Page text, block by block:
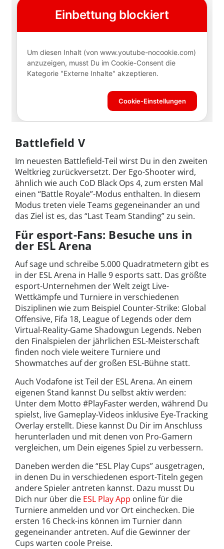
Battlefield V
Im neuesten Battlefield-Teil wirst Du in den zweiten
Weltkrieg zurückversetzt. Der Ego-Shooter wird,
ähnlich wie auch CoD Black Ops 4, zum ersten Mal
einen “Battle Royale”-Modus enthalten. In diesem
Modus treten viele Teams gegeneinander an und
das Ziel ist es, das “Last Team Standing” zu sein.
Für esport-Fans: Besuche uns in
der ESL Arena
Auf sage und schreibe 5.000 Quadratmetern gibt es
in der ESL Arena in Halle 9 esports satt. Das größte
esport-Unternehmen der Welt zeigt Live-
Wettkämpfe und Turniere in verschiedenen
Disziplinen wie zum Beispiel Counter-Strike: Global
Offensive, Fifa 18, League of Legends oder dem
Virtual-Reality-Game Shadowgun Legends. Neben
den Finalspielen der jährlichen ESL-Meisterschaft
finden noch viele weitere Turniere und
Showmatches auf der großen ESL-Bühne statt.
Auch Vodafone ist Teil der ESL Arena. An einem
eigenen Stand kannst Du selbst aktiv werden:
Unter dem Motto #PlayFaster werden, während Du
spielst, live Gameplay-Videos inklusive Eye-Tracking
Overlay erstellt. Diese kannst Du Dir im Anschluss
herunterladen und mit denen von Pro-Gamern
vergleichen, um Dein eigenes Spiel zu verbessern.
Daneben werden die “ESL Play Cups” ausgetragen,
in denen Du in verschiedenen esport-Titeln gegen
andere Spieler antreten kannst. Dazu musst Du
Dich nur über die ESL Play App online für die
Turniere anmelden und vor Ort einchecken. Die
ersten 16 Check-ins können im Turnier dann
gegeneinander antreten. Auf die Gewinner der
Cups warten coole Preise.